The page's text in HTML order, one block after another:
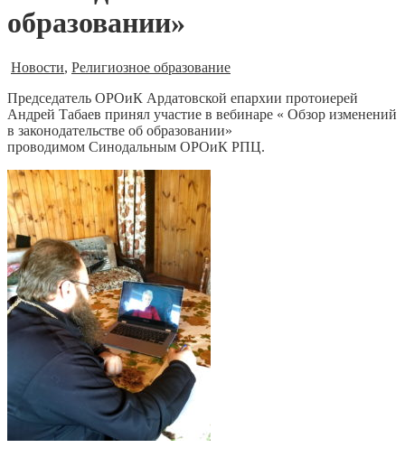
образовании»
Новости, Религиозное образование
Председатель ОРОиК Ардатовской епархии протоиерей
Андрей Табаев принял участие в вебинаре « Обзор изменений
в законодательстве об образовании»
проводимом Синодальным ОРОиК РПЦ.